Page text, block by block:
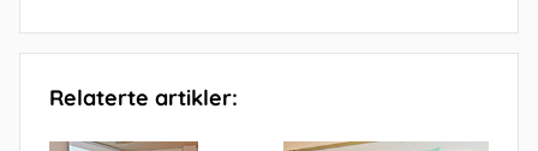
Relaterte artikler: